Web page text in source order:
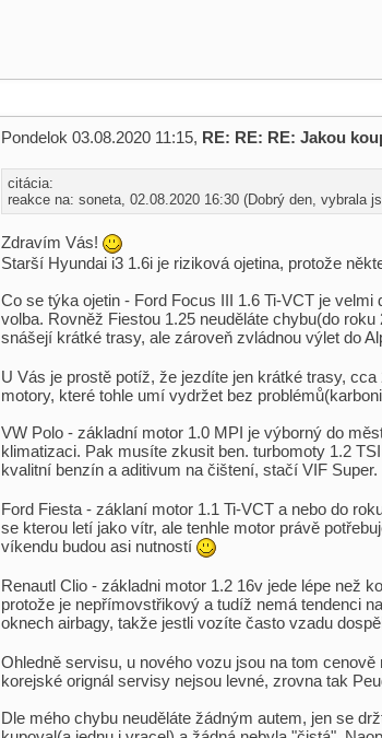
Pondelok 03.08.2020 11:15, RE: RE: RE: Jakou
citácia:
reakce na: soneta, 02.08.2020 16:30 (Dobrý den, vybrala
Zdravím Vás!
Starší Hyundai i3 1.6i je riziková ojetina, protože
Co se týka ojetin - Ford Focus III 1.6 Ti-VCT je
volba. Rovněž Fiestou 1.25 neuděláte chybu(do
snášejí krátké trasy, ale zároveň zvládnou výlet do
U Vás je prostě potíž, že jezdíte jen krátké trasy,
motory, které tohle umí vydržet bez
VW Polo - základní motor 1.0 MPI je výborný do
klimatizaci. Pak musíte zkusit ben. turbomoty 1.2
kvalitní benzín a aditivum na čištení, stačí VIF
Ford Fiesta - záklaní motor 1.1 Ti-VCT a nebo do
se kterou letí jako vítr, ale tenhle motor právě
víkendu budou asi nutností
Renautl Clio - základni motor 1.2 16v jede lépe než
protože je nepřímovstřikový a tudíž nemá tendenci
oknech airbagy, takže jestli vozíte často vzadu
Ohledně servisu, u nového vozu jsou na tom
korejské orignál servisy nejsou levné, zrovna tak
Dle mého chybu neuděláte žádným autem, jen se